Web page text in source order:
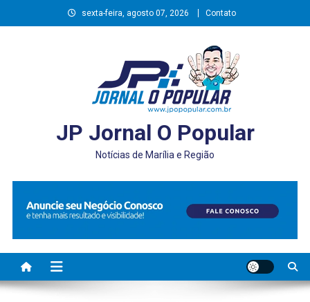
to
sexta-feira, agosto 07, 2026 Contato
JP Jornal O Popular
Notícias de Marília e Região